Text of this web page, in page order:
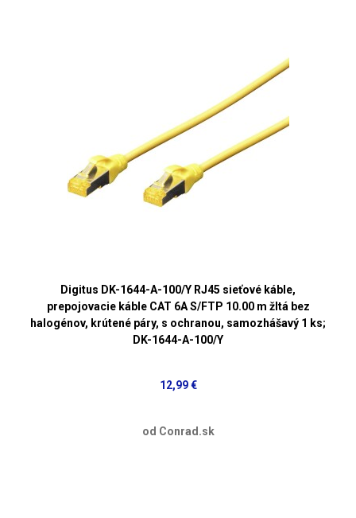
Digitus DK-1644-A-100/Y RJ45 sieťové káble,
prepojovacie káble CAT 6A S/FTP 10.00 m žltá bez
halogénov, krútené páry, s ochranou, samozhášavý 1 ks;
DK-1644-A-100/Y
12,99 €
od Conrad.sk